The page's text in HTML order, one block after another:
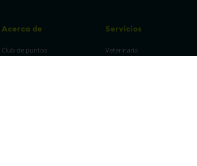
Acerca de
Club de puntos
Servicios
Veterinaria